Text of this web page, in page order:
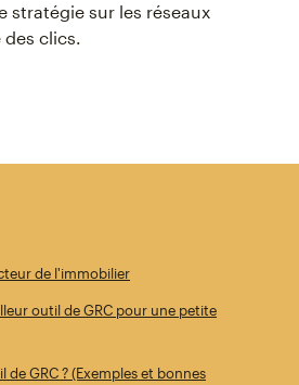
stratégie sur les réseaux
clics.
de l'immobilier
outil de GRC pour une petite
GRC ? (Exemples et bonnes